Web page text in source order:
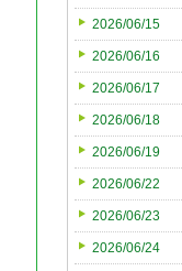
2026/06/15
2026/06/16
2026/06/17
2026/06/18
2026/06/19
2026/06/22
2026/06/23
2026/06/24